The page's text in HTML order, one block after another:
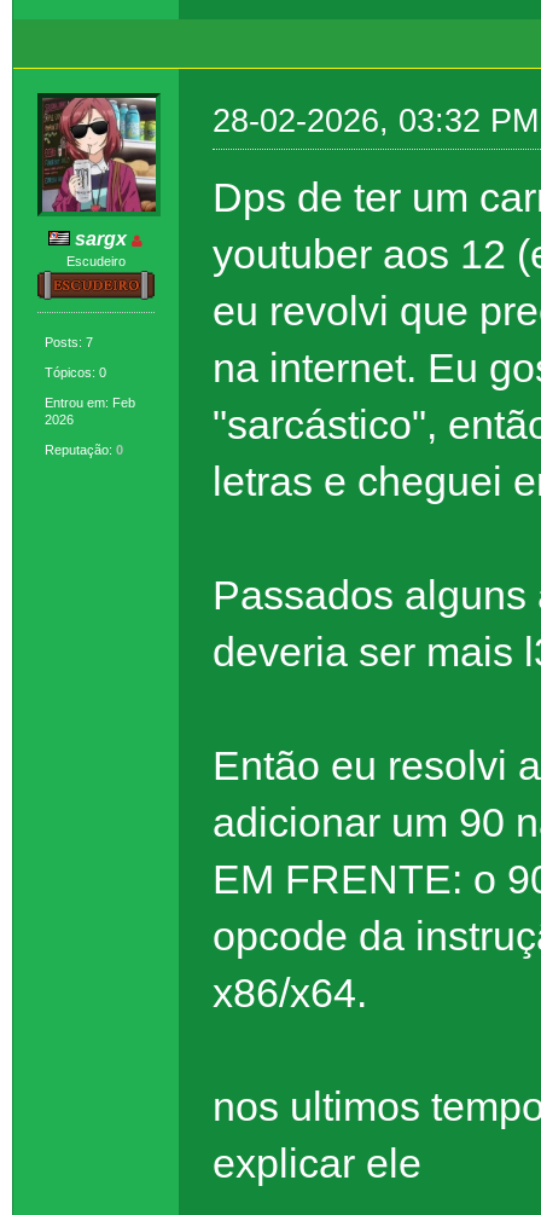
sargx
Escudeiro
Posts: 7
Tópicos: 0
Entrou em: Feb
2026
Reputação: 0
28-02-2026, 03:32 PM
Dps de ter um
youtuber aos 12
eu revolvi que
na internet. Eu
"sarcástico",
letras e cheguei
Passados
deveria ser mais
Então eu resolvi
adicionar um 90
EM FRENTE: o
opcode da
x86/x64.
nos ultimos
explicar ele